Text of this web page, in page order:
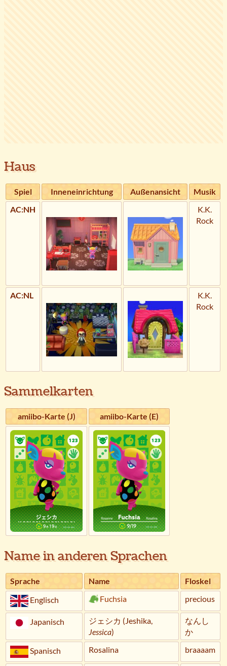
Haus
Spiel Inneneinrichtung Außenansicht
Musik
AC:NH
K.K.
Rock
AC:NL
K.K.
Rock
Sammelkarten
amiibo-Karte (J) amiibo-Karte (E)
Name in anderen Sprachen
Sprache Name
Floskel
Englisch
Fuchsia precious
Japanisch
ジェシカ (Jeshika,
Jessica)
なんし
か
Spanisch
Rosalina braaaam